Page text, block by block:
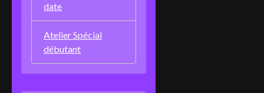
date
Atelier Spécial
débutant